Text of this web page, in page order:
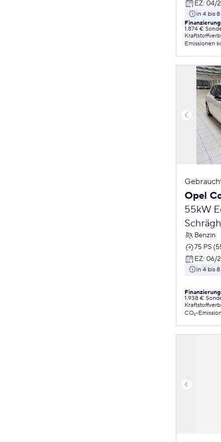
EZ: 04/
in 4 bis
1.874 €
Emissionen
Opel
55kW
Benzin
75 PS
EZ: 06/
in 4 bis
1.938 €
CO₂-